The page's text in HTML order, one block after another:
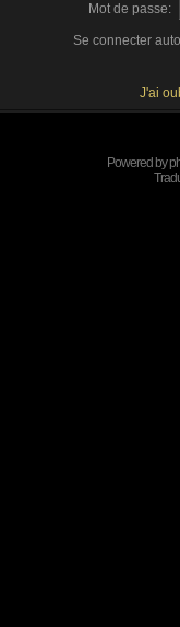
Mot de passe:
Se connecter
J'ai
Powered by